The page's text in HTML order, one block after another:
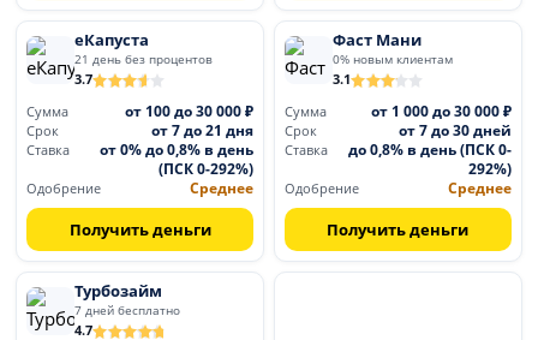
еКапуста
21 день без процентов
3.7
Сумма
от 100 до 30 000 ₽
Срок от 7 до 21 дня
Ставка
от 0% до 0,8% в день
(ПСК 0-292%)
Одобрение Среднее
Получить деньги
Фаст Мани
0% новым клиентам
3.1
Сумма
от 1 000 до 30 000 ₽
Срок от 7 до 30 дней
Ставка
до 0,8% в день (ПСК 0-
292%)
Одобрение Среднее
Получить деньги
Турбозайм
7 дней бесплатно
4.7